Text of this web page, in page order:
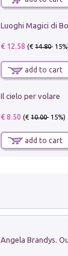
€ 12.58 (€14.80-
add to cart
Il cielo per volare
€ 8.50 (€10.00- 15%)
add to cart
Angela Brandys.